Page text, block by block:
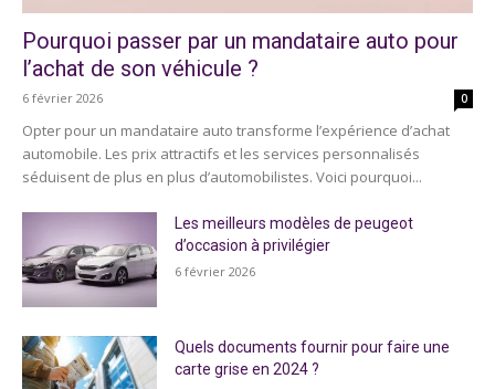
Pourquoi passer par un mandataire auto pour
l’achat de son véhicule ?
6 février 2026 0
Opter pour un mandataire auto transforme l’expérience d’achat
automobile. Les prix attractifs et les services personnalisés
séduisent de plus en plus d’automobilistes. Voici pourquoi...
Les meilleurs modèles de peugeot
d’occasion à privilégier
6 février 2026
Quels documents fournir pour faire une
carte grise en 2024 ?